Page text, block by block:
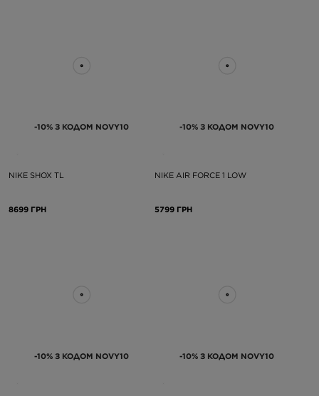
-10% З КОДОМ NOVY10
NIKE SHOX TL
8699 ГРН
-10% З КОДОМ NOVY10
NIKE AIR FORCE 1 LOW
5799 ГРН
-10% З КОДОМ NOVY10 -10% З КОДОМ NOVY10